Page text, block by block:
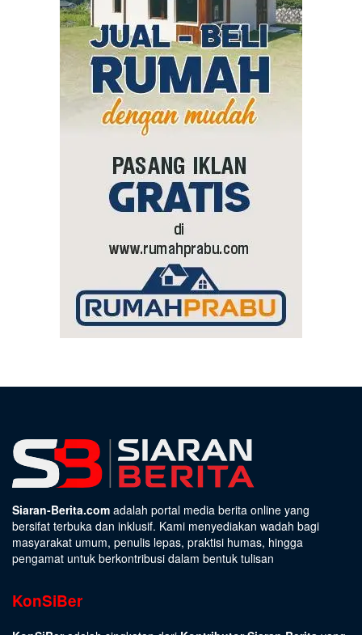
Siaran-Berita.com adalah portal media berita online yang
bersifat terbuka dan inklusif. Kami menyediakan wadah bagi
masyarakat umum, penulis lepas, praktisi humas, hingga
pengamat untuk berkontribusi dalam bentuk tulisan
KonSiBer